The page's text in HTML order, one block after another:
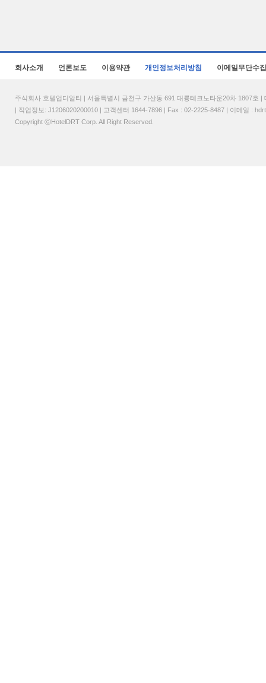
회사소개 언론보도 이용약관 개인정보처리방침 이메일무단수
주식회사 호텔업디알티 | 서울특별시 금천구 가산동 691 대륭테크노타운20차 1807
| 직업정보: J1206020200010 | 고객센터 1644-7896 | Fax : 02-2225-8487 | 이메일 :
Copyright ⓒHotelDRT Corp. All Right Reserved.